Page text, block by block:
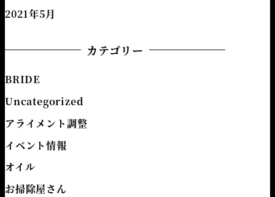
2021年5月
カテゴリー
BRIDE
Uncategorized
アライメント調整
イベント情報
オイル
お掃除屋さん